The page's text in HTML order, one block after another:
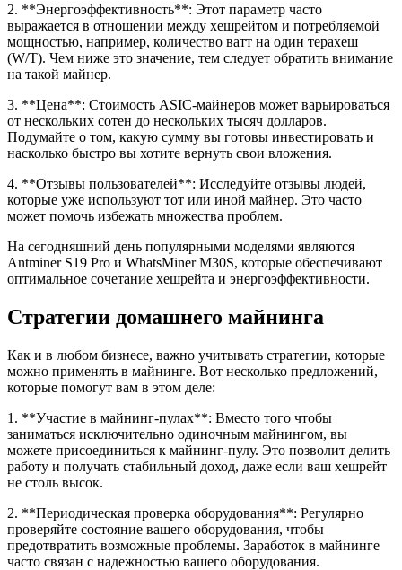
2. **Энергоэффективность**: Этот параметр часто
выражается в отношении между хешрейтом и потребляемой
мощностью, например, количество ватт на один терахеш
(W/T). Чем ниже это значение, тем следует обратить внимание
на такой майнер.
3. **Цена**: Стоимость ASIC-майнеров может варьироваться
от нескольких сотен до нескольких тысяч долларов.
Подумайте о том, какую сумму вы готовы инвестировать и
насколько быстро вы хотите вернуть свои вложения.
4. **Отзывы пользователей**: Исследуйте отзывы людей,
которые уже используют тот или иной майнер. Это часто
может помочь избежать множества проблем.
На сегодняшний день популярными моделями являются
Antminer S19 Pro и WhatsMiner M30S, которые обеспечивают
оптимальное сочетание хешрейта и энергоэффективности.
Стратегии домашнего майнинга
Как и в любом бизнесе, важно учитывать стратегии, которые
можно применять в майнинге. Вот несколько предложений,
которые помогут вам в этом деле:
1. **Участие в майнинг-пулах**: Вместо того чтобы
заниматься исключительно одиночным майнингом, вы
можете присоединиться к майнинг-пулу. Это позволит делить
работу и получать стабильный доход, даже если ваш хешрейт
не столь высок.
2. **Периодическая проверка оборудования**: Регулярно
проверяйте состояние вашего оборудования, чтобы
предотвратить возможные проблемы. Заработок в майнинге
часто связан с надежностью вашего оборудования.